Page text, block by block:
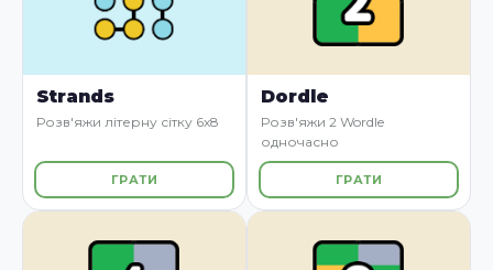
Strands
Розв'яжи літерну сітку 6x8
ГРАТИ
Dordle
Розв'яжи 2 Wordle
одночасно
ГРАТИ